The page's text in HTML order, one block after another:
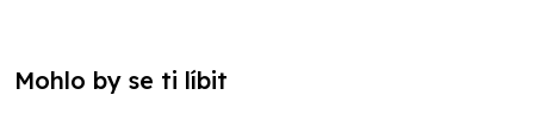
Mohlo by se ti líbit